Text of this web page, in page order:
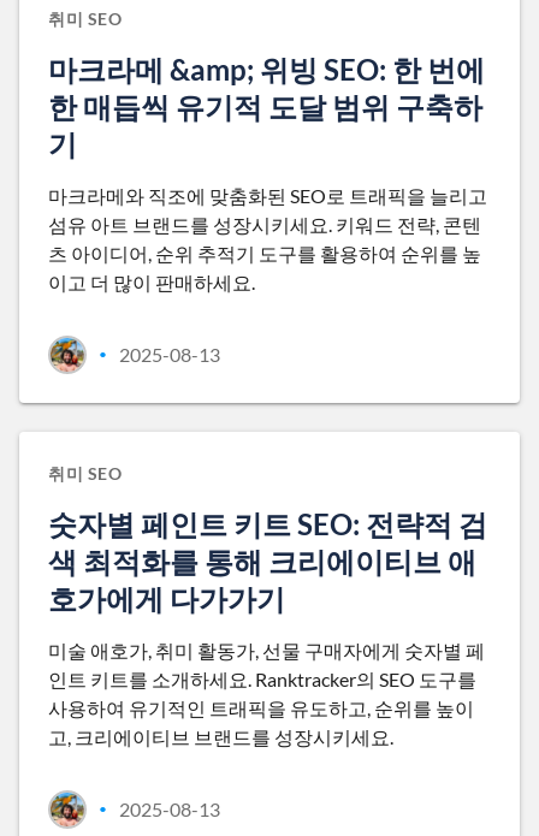
취미 SEO
마크라메 &amp; 위빙 SEO: 한 번에
한 매듭씩 유기적 도달 범위 구축하
기
마크라메와 직조에 맞춤화된 SEO로 트래픽을 늘리고
섬유 아트 브랜드를 성장시키세요. 키워드 전략, 콘텐
츠 아이디어, 순위 추적기 도구를 활용하여 순위를 높
이고 더 많이 판매하세요.
• 2025-08-13
취미 SEO
숫자별 페인트 키트 SEO: 전략적 검
색 최적화를 통해 크리에이티브 애
호가에게 다가가기
미술 애호가, 취미 활동가, 선물 구매자에게 숫자별 페
인트 키트를 소개하세요. Ranktracker의 SEO 도구를
사용하여 유기적인 트래픽을 유도하고, 순위를 높이
고, 크리에이티브 브랜드를 성장시키세요.
• 2025-08-13